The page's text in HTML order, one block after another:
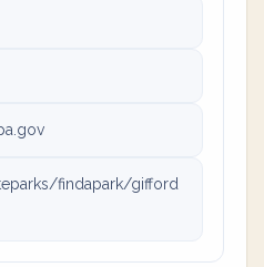
findapark/gifford